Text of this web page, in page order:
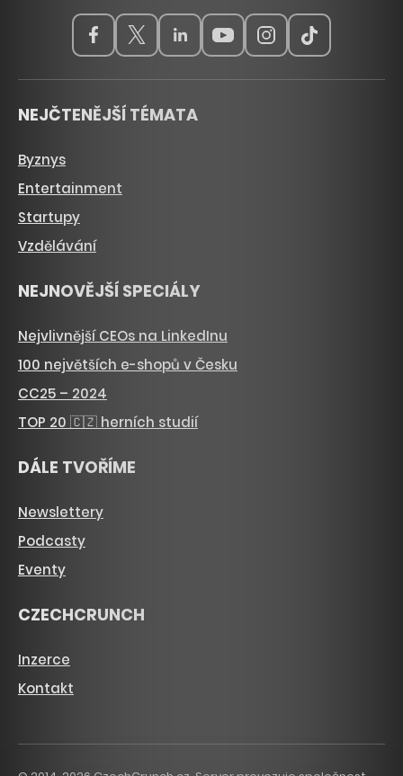
NEJČTENĚJŠÍ TÉMATA
Byznys
Entertainment
Startupy
Vzdělávání
NEJNOVĚJŠÍ SPECIÁLY
Nejvlivnější CEOs na LinkedInu
100 největších e-shopů v Česku
CC25 – 2024
TOP 20 🇨🇿 herních studií
DÁLE TVOŘÍME
Newslettery
Podcasty
Eventy
CZECHCRUNCH
Inzerce
Kontakt